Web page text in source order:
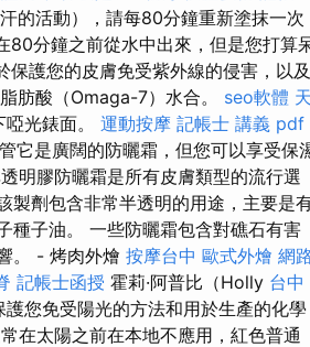
的活動），請每80分鐘重新塗抹一次
80分鐘之前從水中出來，但是您打算
護您的皮膚免受紫外線的侵害，以及
肪酸（Omaga-7）水合。 seo軟體 天
光錶面。 運動按摩 記帳士 講義 pdf
它是廣闊的防曬霜，但您可以享受保
明膠防曬霜是所有皮膚類型的流行選
製劑包含非常半透明的用途，主要是
種子油。 一些防曬霜包含對礁石有害
。 - 烤肉外燴 按摩台中 歐式外燴 網
記帳士函授 霍莉·阿普比（Holly 台中
您免受陽光的方法和用於生產的化學
在太陽之前在本地不應用，紅色普通